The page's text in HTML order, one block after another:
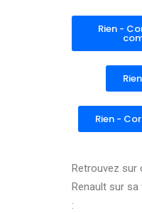
Rien -
Rien -
Retrouvez sur
Renault sur
: